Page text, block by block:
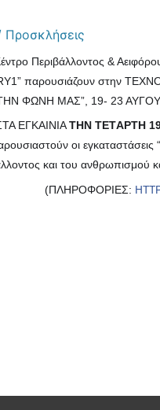
Προσκλήσεις
Περιβάλλοντος & Αειφόρου
παρουσιάζουν στην
ΦΩΝH ΜΑΣ”, 19- 23
ΕΓΚΑIΝΙΑΤΗΝ ΤΕΤAΡΤΗ
οι εγκαταστάσεις
και του ανθρωπισμού
(ΠΛΗΡΟΦΟΡIΕΣ: